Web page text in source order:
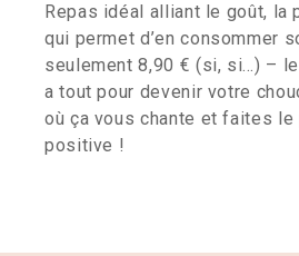
Repas idéal alliant le goût, la
qui permet d’en consommer
seulement 8,90 € (si, si…) –
a tout pour devenir votre
où ça vous chante et faites le
positive !